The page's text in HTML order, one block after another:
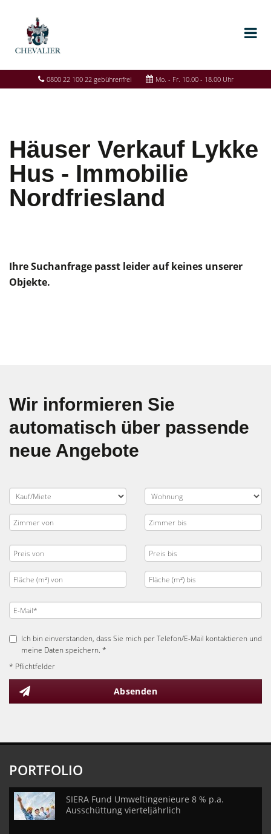
0800 22 100 22 gebührenfrei Mo. - Fr. 10.00 - 18.00 Uhr
Häuser Verkauf Lykke
Hus - Immobilie
Nordfriesland
Ihre Suchanfrage passt leider auf keines unserer
Objekte.
Wir informieren Sie
automatisch über passende
neue Angebote
Ich bin einverstanden, dass Sie mich per Telefon/E-Mail kontaktieren und
meine Daten speichern. *
* Pflichtfelder
Absenden
PORTFOLIO
SIERA Fund Umweltingenieure 8 % p.a.
Ausschüttung vierteljährlich